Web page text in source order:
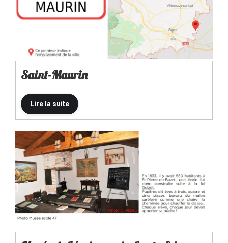
Saint-Maurin